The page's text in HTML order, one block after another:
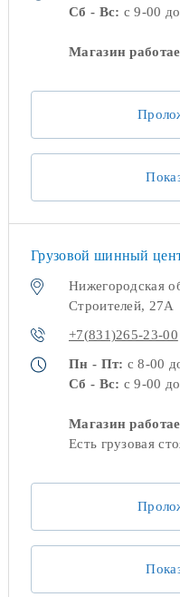
Сб - Вс: с 9-00
Магазин
Грузовой шинный
Нижегородская
Строителей, 27А
+7(831)265-23-00
Пн - Пт: с 8-00
Сб - Вс: с 9-00
Магазин
Есть грузовая